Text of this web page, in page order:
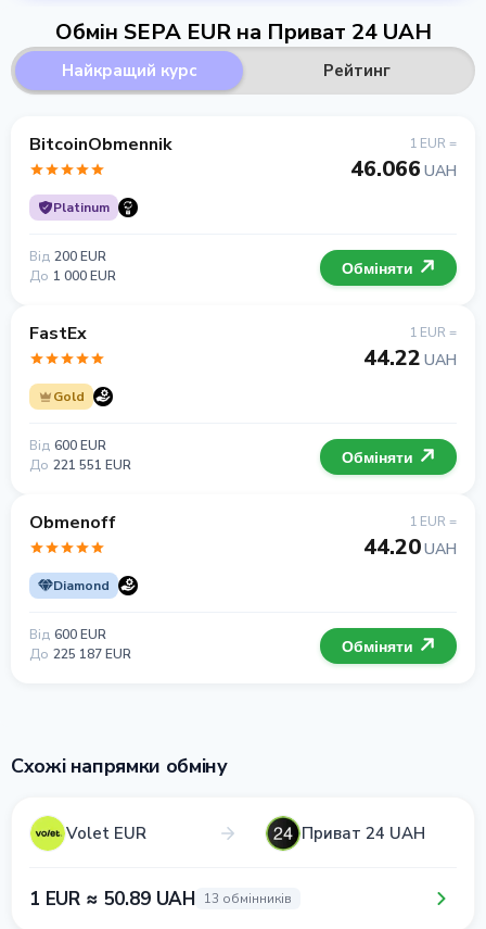
Обмін SEPA EUR на Приват 24 UAH
Найкращий курс Рейтинг
BitcoinObmennik
Platinum
1 EUR =
46.066 UAH
Від 200 EUR
До 1 000 EUR Обміняти
FastEx
Gold
1 EUR =
44.22 UAH
Від 600 EUR
До 221 551 EUR Обміняти
Obmenoff
Diamond
1 EUR =
44.20UAH
Від 600 EUR
До 225 187 EUR Обміняти
Схожі напрямки обміну
Volet EUR Приват 24 UAH
1 EUR ≈ 50.89 UAH 13 обмінників